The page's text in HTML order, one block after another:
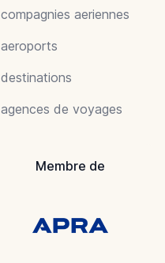
compagnies aeriennes
aeroports
destinations
agences de voyages
Membre de